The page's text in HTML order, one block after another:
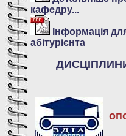
кафедру...
Інформація
абітурієнта